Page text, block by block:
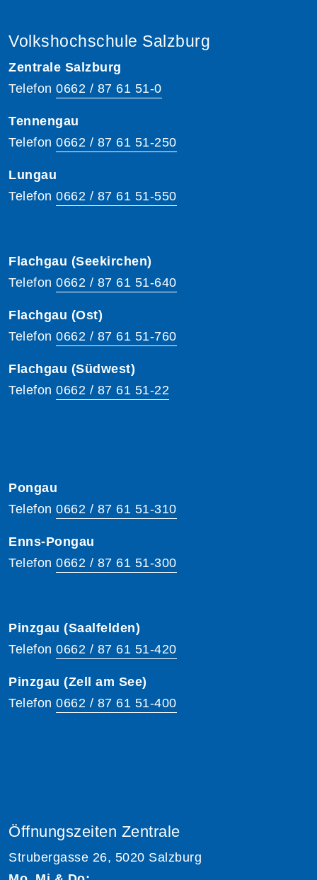
Volkshochschule Salzburg
Zentrale Salzburg
Telefon 0662 / 87 61 51-0
Tennengau
Telefon 0662 / 87 61 51-250
Lungau
Telefon 0662 / 87 61 51-550
Flachgau (Seekirchen)
Telefon 0662 / 87 61 51-640
Flachgau (Ost)
Telefon 0662 / 87 61 51-760
Flachgau (Südwest)
Telefon 0662 / 87 61 51-22
Pongau
Telefon 0662 / 87 61 51-310
Enns-Pongau
Telefon 0662 / 87 61 51-300
Pinzgau (Saalfelden)
Telefon 0662 / 87 61 51-420
Pinzgau (Zell am See)
Telefon 0662 / 87 61 51-400
Öffnungszeiten Zentrale
Strubergasse 26, 5020 Salzburg